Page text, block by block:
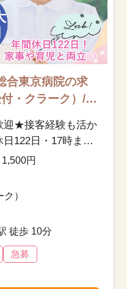
合東京病院の求
・クラーク）/派
迎★接客経験も活か
122日・17時ま
円
）
徒歩 10分
急募